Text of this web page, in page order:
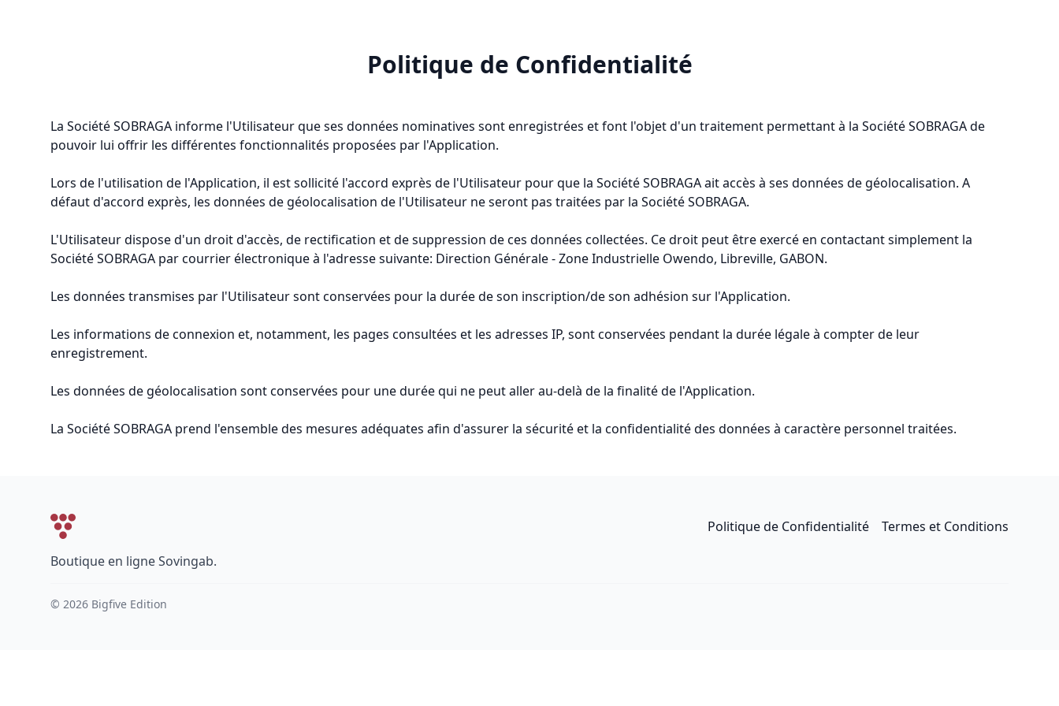
Politique de Confidentialité
La Société SOBRAGA informe l'Utilisateur que ses données nominatives sont enregistrées et font l'objet d'un traitement permettant à la Société SOBRAGA de
pouvoir lui offrir les différentes fonctionnalités proposées par l'Application.
Lors de l'utilisation de l'Application, il est sollicité l'accord exprès de l'Utilisateur pour que la Société SOBRAGA ait accès à ses données de géolocalisation. A
défaut d'accord exprès, les données de géolocalisation de l'Utilisateur ne seront pas traitées par la Société SOBRAGA.
L'Utilisateur dispose d'un droit d'accès, de rectification et de suppression de ces données collectées. Ce droit peut être exercé en contactant simplement la
Société SOBRAGA par courrier électronique à l'adresse suivante: Direction Générale - Zone Industrielle Owendo, Libreville, GABON.
Les données transmises par l'Utilisateur sont conservées pour la durée de son inscription/de son adhésion sur l'Application.
Les informations de connexion et, notamment, les pages consultées et les adresses IP, sont conservées pendant la durée légale à compter de leur
enregistrement.
Les données de géolocalisation sont conservées pour une durée qui ne peut aller au-delà de la finalité de l'Application.
La Société SOBRAGA prend l'ensemble des mesures adéquates afin d'assurer la sécurité et la confidentialité des données à caractère personnel traitées.
Politique de Confidentialité
Termes et Conditions
Boutique en ligne Sovingab.
© 2026 Bigfive Edition